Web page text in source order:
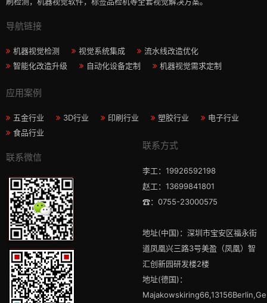
导航链接
机器视觉检测 视觉系统集成
流水线改造优化
智能化改造升级
自动化设备定制 机器视觉需求定制
应用案例
五金行业 3D行业 印刷行业 塑胶行业
电子行业
食品行业
联系微信
联系方式
李工：19926592198
赵工：13699841801
☎：0755-23000575
地址(中国)：深圳市宝安区福永街
道凤凰兴三路3号美盈（凤凰）智
汇创新园研发楼2楼
地址(德国)：